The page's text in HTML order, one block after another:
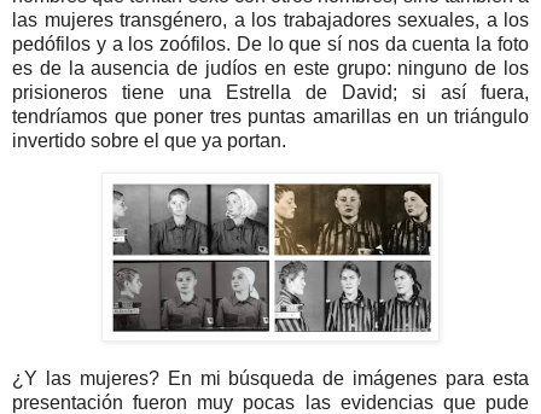
las mujeres transgénero, a los trabajadores sexuales, a los
pedófilos y a los zoófilos. De lo que sí nos da cuenta la foto
es de la ausencia de judíos en este grupo: ninguno de los
prisioneros tiene una Estrella de David; si así fuera,
tendríamos que poner tres puntas amarillas en un triángulo
invertido sobre el que ya portan.
¿Y las mujeres? En mi búsqueda de imágenes para esta
presentación fueron muy pocas las evidencias que pude